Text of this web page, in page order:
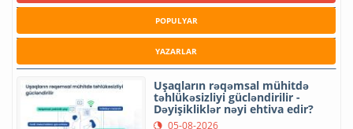
POPULYAR
YAZARLAR
Uşaqların rəqəmsal mühitdə
təhlükəsizliyi gücləndirilir -
Dəyişikliklər nəyi ehtiva edir?
05-08-2026